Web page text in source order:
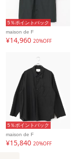
5％ポイントバック
maison de F
¥14,960 20%OFF
5％ポイントバック
maison de F
¥15,840 20%OFF